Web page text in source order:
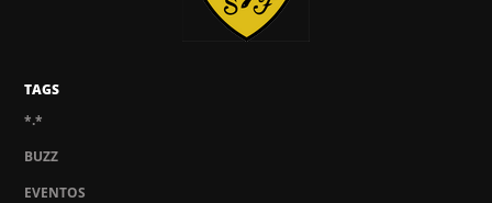
TAGS
*.*
BUZZ
EVENTOS